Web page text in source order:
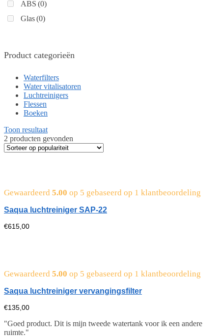
ABS (0)
Glas(0)
Product categorieën
Waterfilters
Water vitalisatoren
Luchtreinigers
Flessen
Boeken
Toon resultaat
2 producten gevonden
Gewaardeerd 5.00 op 5 gebaseerd op 1 klantbeoordeling
Saqua luchtreiniger SAP-22
€615,00
Gewaardeerd 5.00 op 5 gebaseerd op 1 klantbeoordeling
Saqua luchtreiniger vervangingsfilter
€135,00
"Goed product. Dit is mijn tweede watertank voor ik een andere
ruimte."